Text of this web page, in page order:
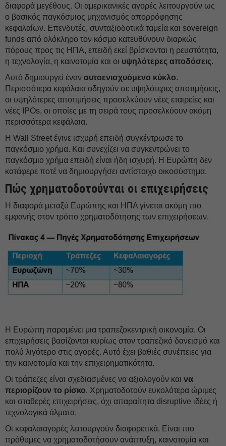
διαφορά μεγέθους. Οι αμερικανικές αγορές λειτουργούν ως
ο βασικός παγκόσμιος μηχανισμός απορρόφησης
κεφαλαίων. Επενδυτές, συνταξιοδοτικά ταμεία και sovereign
funds από ολόκληρο τον κόσμο κατευθύνουν διαρκώς
πόρους προς τις ΗΠΑ, επειδή εκεί βρίσκονται η ρευστότητα,
η τεχνολογία, η καινοτομία και οι υψηλότερες αποδόσεις.
Αυτό δημιουργεί έναν αυτοενισχυόμενο κύκλο.
Περισσότερα κεφάλαια οδηγούν σε υψηλότερες αποτιμήσεις,
οι υψηλότερες αποτιμήσεις προσελκύουν νέες εταιρείες και
νέες IPOs, οι οποίες με τη σειρά τους προσελκύουν ακόμη
περισσότερα κεφάλαια.
Η Wall Street έγινε ισχυρή επειδή συγκέντρωσε το
παγκόσμιο χρήμα. Και συνεχίζει να συγκεντρώνει το
παγκόσμιο χρήμα επειδή είναι ήδη ισχυρή. Η Ευρώπη δεν
κατάφερε ποτέ να δημιουργήσει αντίστοιχο οικοσύστημα.
Πώς χρηματοδοτούνται οι επιχειρήσεις
Η διαφορά μεταξύ Ευρώπης και ΗΠΑ γίνεται ακόμη πιο
εμφανής στον τρόπο χρηματοδότησης των επιχειρήσεων.
Η Ευρώπη παραμένει μια τραπεζοκεντρική οικονομία. Οι
επιχειρήσεις βασίζονται κυρίως στον τραπεζικό δανεισμό και
πολύ λιγότερο στις αγορές. Αυτό έχει βαθιές συνέπειες για
την καινοτομία και την επιχειρηματικότητα.
Οι τράπεζες είναι σχεδιασμένες να αξιολογούν και να
περιορίζουν το ρίσκο. Χρηματοδοτούν ευκολότερα ώριμες
και σταθερές επιχειρήσεις, όχι απαραίτητα disruptive ιδέες ή
τεχνολογικά άλματα.
Οι κεφαλαιαγορές λειτουργούν διαφορετικά. Είναι πιο
πρόθυμες να χρηματοδοτήσουν ανάπτυξη, καινοτομία και